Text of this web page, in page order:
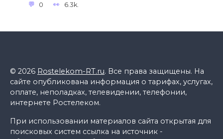
0 6.3k.
© 2026 Rostelekom-RT.ru. Все права защищены. На
сайте опубликована информация о тарифах, услугах,
оплате, неполадках, телевидении, телефонии,
интернете Ростелеком.
При использовании материалов сайта открытая для
поисковых систем ссылка на источник -